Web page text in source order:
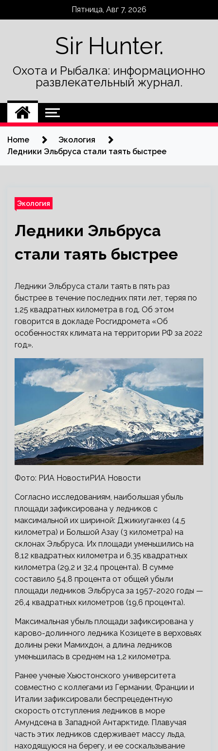
Пятница, Авг 7, 2026
Sir Hunter.
Охота и Рыбалка: информационно
развлекательный журнал.
Home
Экология
Ледники Эльбруса стали таять быстрее
Экология
Ледники Эльбруса
стали таять быстрее
Ледники Эльбруса стали таять в пять раз
быстрее в течение последних пяти лет, теряя по
1,25 квадратных километра в год. Об этом
говорится в докладе Росгидромета «Об
особенностях климата на территории РФ за 2022
год».
Фото: РИА НовостиРИА Новости
Согласно исследованиям, наибольшая убыль
площади зафиксирована у ледников с
максимальной их шириной: Джикиуганкез (4,5
километра) и Большой Азау (3 километра) на
склонах Эльбруса. Их площади уменьшились на
8,12 квадратных километра и 6,35 квадратных
километра (29,2 и 32,4 процента). В сумме
составило 54,8 процента от общей убыли
площади ледников Эльбруса за 1957-2020 годы —
26,4 квадратных километров (19,6 процента).
Максимальная убыль площади зафиксирована у
карово-долинного ледника Козицете в верховьях
долины реки Мамихдон, а длина ледников
уменьшилась в среднем на 1,2 километра.
Ранее ученые Хьюстонского университета
совместно с коллегами из Германии, Франции и
Италии зафиксировали беспрецедентную
скорость отступления ледников в море
Амундсена в Западной Антарктиде. Плавучая
часть этих ледников сдерживает массу льда,
находящуюся на берегу, и ее соскальзывание